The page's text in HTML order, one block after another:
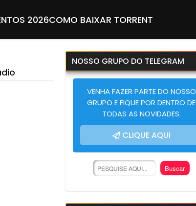
2026COMO BAIXAR TORRENT
NOSSO GRUPO DO TELEGRAM
VENHA FAZER PARTE DO NOSSO
GRUPO E FIQUE POR DENTRO DE
TODAS AS NOVIDADES.
CLIQUE AQUI